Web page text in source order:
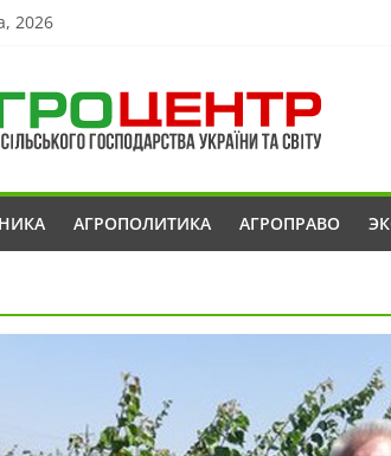
2026
АГРОПОЛИТИКА АГРОПРАВО